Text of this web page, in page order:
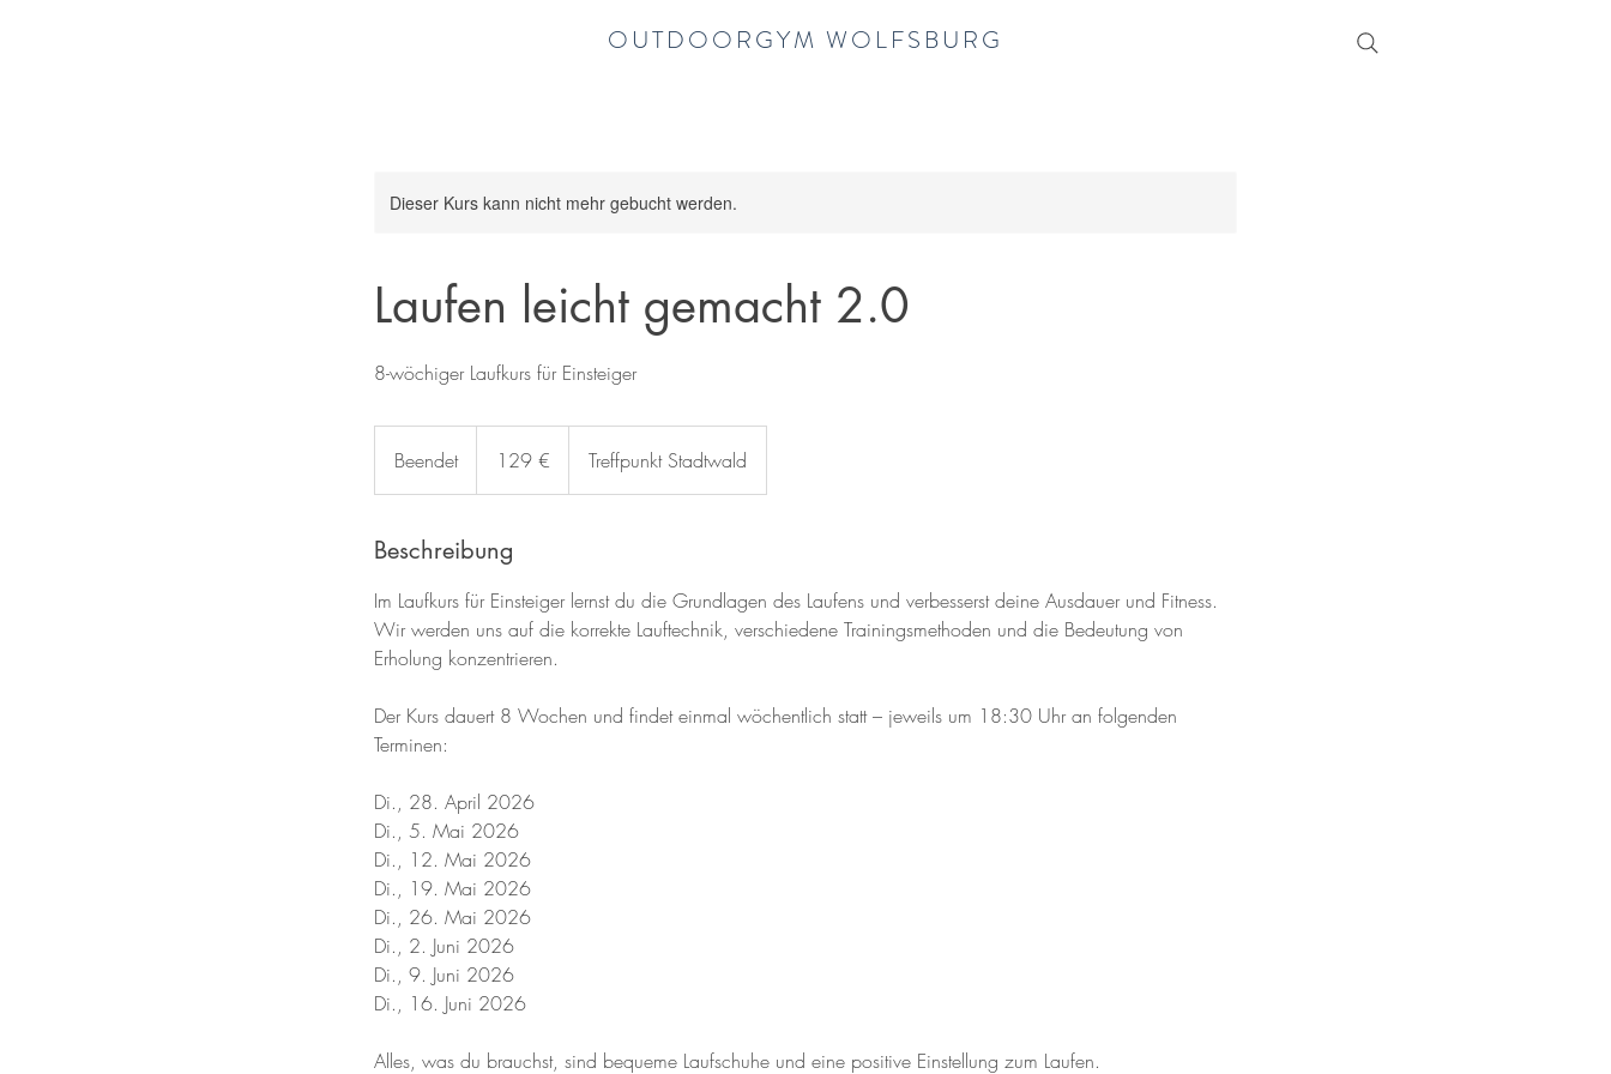
OUTDOORGYM WOLFSBURG
Dieser Kurs kann nicht mehr gebucht werden.
Laufen leicht gemacht 2.0
8-wöchiger Laufkurs für Einsteiger
BeendetB
e
n
e
t
129 € Treffpunkt Stadtwald
Beschreibung
Im Laufkurs für Einsteiger lernst du die Grundlagen des Laufens und verbesserst deine Ausdauer und Fitness.
Wir werden uns auf die korrekte Lauftechnik, verschiedene Trainingsmethoden und die Bedeutung von
Erholung konzentrieren.
Der Kurs dauert 8 Wochen und findet einmal wöchentlich statt – jeweils um 18:30 Uhr an folgenden
Terminen:
Di., 28. April 2026
Di., 5. Mai 2026
Di., 12. Mai 2026
Di., 19. Mai 2026
Di., 26. Mai 2026
Di., 2. Juni 2026
Di., 9. Juni 2026
Di., 16. Juni 2026
Alles, was du brauchst, sind bequeme Laufschuhe und eine positive Einstellung zum Laufen.